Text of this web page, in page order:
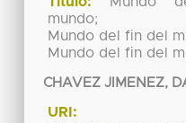
mundo;
Mundo del fin del
Mundo del fin del
CHAVEZ JIMENEZ,
URI: